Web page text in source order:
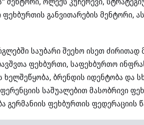
ფეხბურთის განვითარების მენტორი,
საუბარი შეეხო ისეთ ძირითად
ფეხბურთი, საფეხბურთო
ხელშეწყობა, ბრენდის იდენტობა და
საშუალებით მასობრივი
გერმანიის ფეხბურთის ფედერაციის